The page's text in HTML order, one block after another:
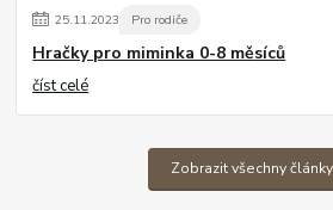
25.11.2023 Pro rodiče
Hračky pro miminka 0-8 měsíců
číst celé
Zobrazit všechny články